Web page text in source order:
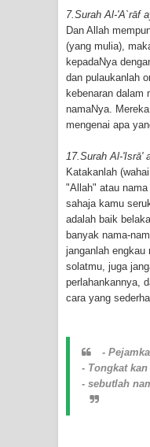
7.Surah Al-'A`rāf
Dan Allah
(yang mulia),
kepadaNya
dan pulaukanlah
kebenaran dalam
namaNya.
mengenai apa
17.Surah Al-'Isrā'
Katakanlah
"Allah" atau
sahaja kamu
adalah baik
banyak nama-
janganlah engkau
solatmu, juga
perlahankannya,
cara yang
-
- Tongkat
- sebutlah